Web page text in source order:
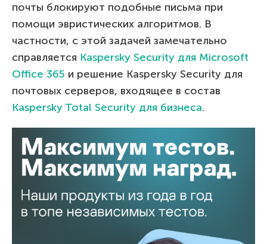
почты блокируют подобные письма при
помощи эвристических алгоритмов. В
частности, с этой задачей замечательно
справляется Kaspersky Security для Microsoft
Office 365 и решение Kaspersky Security для
почтовых серверов, входящее в состав
Kaspersky Total Security для бизнеса.